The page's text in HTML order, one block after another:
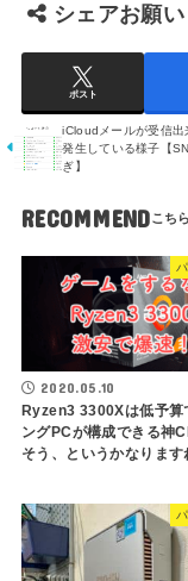
シェアお願い
ポスト
iCloudメールが受信出
発生している様子【
ぎ】
RECOMMEND
2020.05.10
Ryzen3 3300Xは低予算
ングPCが構成できる神
そう、というかなります